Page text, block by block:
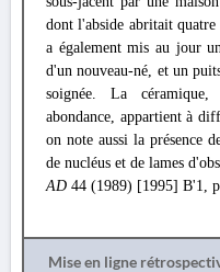
dont l'abside abritait
a également mis au jour
d'un nouveau-né, et un
soignée. La
abondance, appartient à
on note aussi la présence
de nucléus et de lames
AD 44 (1989) [1995] Β'1,
Mise en ligne